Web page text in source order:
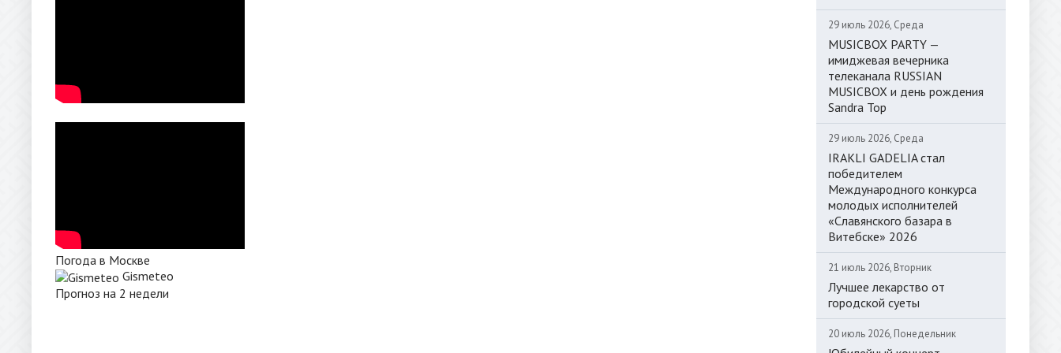
Погода в Москве
Gismeteo
Прогноз на 2 недели
29 июль 2026, Среда
MUSICBOX PARTY —
имиджевая вечерника
телеканала RUSSIAN
MUSICBOX и день рождения
Sandra Top
29 июль 2026, Среда
IRAKLI GADELIA стал
победителем
Международного конкурса
молодых исполнителей
«Славянского базара в
Витебске» 2026
21 июль 2026, Вторник
Лучшее лекарство от
городской суеты
20 июль 2026, Понедельник